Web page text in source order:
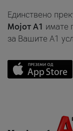
Единствено
Мојот A1 имате
за Вашите A1